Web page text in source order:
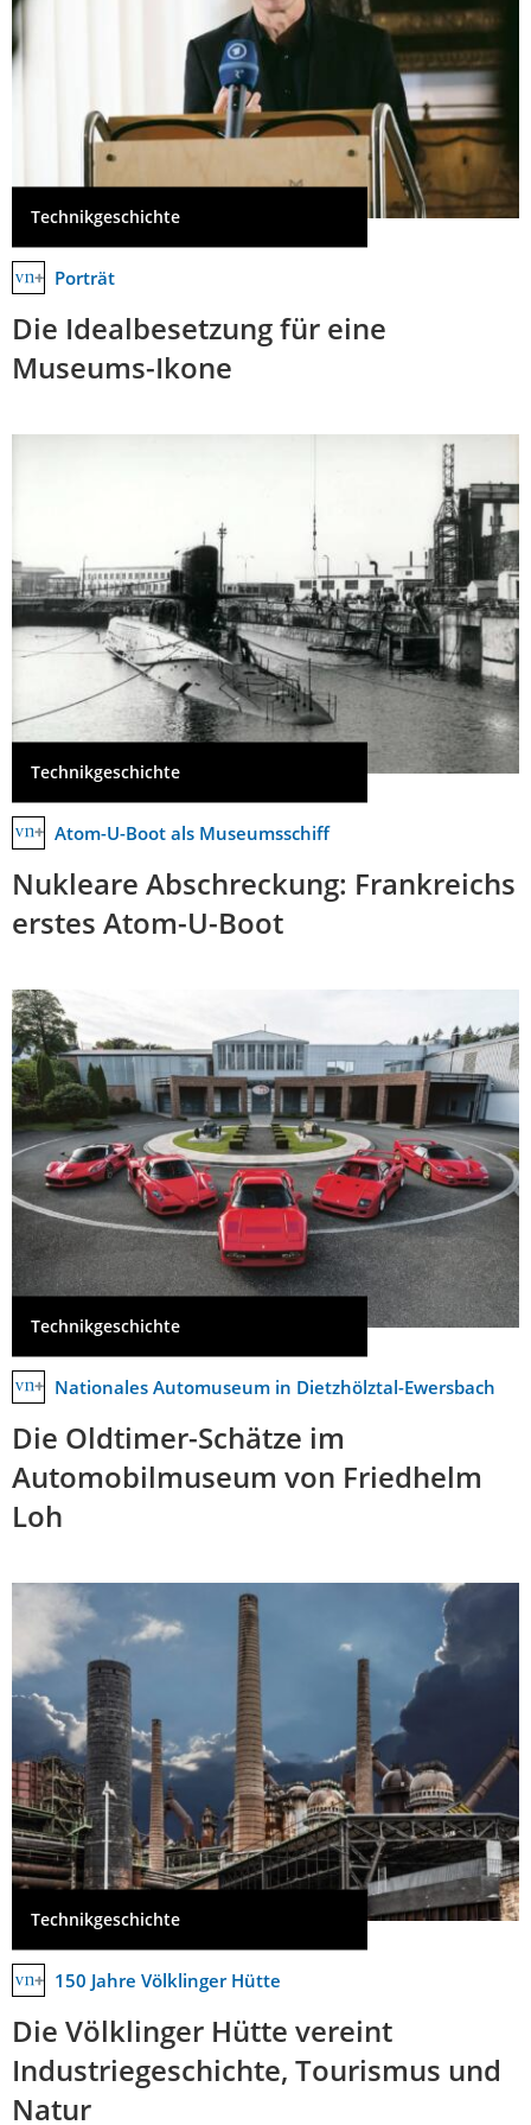
Technikgeschichte
Porträt
Die Idealbesetzung für eine
Museums-Ikone
Technikgeschichte
Atom-U-Boot als Museumsschiff
Nukleare Abschreckung: Frankreichs
erstes Atom-U-Boot
Technikgeschichte
Nationales Automuseum in Dietzhölztal-Ewersbach
Die Oldtimer-Schätze im
Automobilmuseum von Friedhelm
Loh
Technikgeschichte
150 Jahre Völklinger Hütte
Die Völklinger Hütte vereint
Industriegeschichte, Tourismus und
Natur